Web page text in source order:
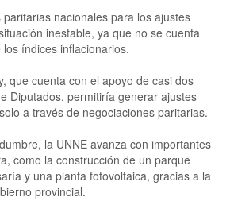
nacionales para los ajustes
inestable, ya que no se cuenta
índices inflacionarios.
que cuenta con el apoyo de casi dos
Diputados, permitiría generar ajustes
a través de negociaciones paritarias.
la UNNE avanza con importantes
como la construcción de un parque
y una planta fotovoltaica, gracias a la
provincial.